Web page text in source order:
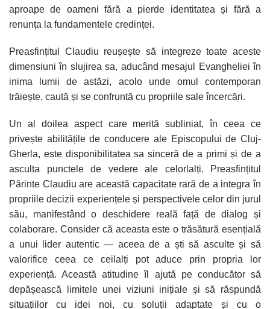
aproape de oameni fără a pierde identitatea și fără a
renunța la fundamentele credinței.
Preasfințitul Claudiu reușește să integreze toate aceste
dimensiuni în slujirea sa, aducând mesajul Evangheliei în
inima lumii de astăzi, acolo unde omul contemporan
trăiește, caută și se confruntă cu propriile sale încercări.
Un al doilea aspect care merită subliniat, în ceea ce
privește abilitățile de conducere ale Episcopului de Cluj-
Gherla, este disponibilitatea sa sinceră de a primi și de a
asculta punctele de vedere ale celorlalți. Preasfințitul
Părinte Claudiu are această capacitate rară de a integra în
propriile decizii experiențele și perspectivele celor din jurul
său, manifestând o deschidere reală față de dialog și
colaborare. Consider că aceasta este o trăsătură esențială
a unui lider autentic — aceea de a ști să asculte și să
valorifice ceea ce ceilalți pot aduce prin propria lor
experiență. Această atitudine îl ajută pe conducător să
depășească limitele unei viziuni inițiale și să răspundă
situațiilor cu idei noi, cu soluții adaptate și cu o